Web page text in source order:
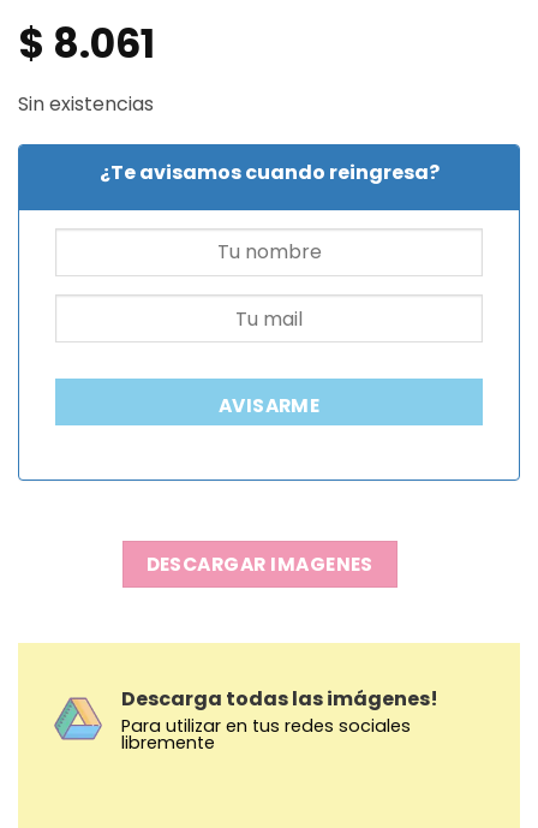
$ 8.061
Sin existencias
¿Te avisamos cuando reingresa?
AVISARME
DESCARGAR IMAGENES
Descarga todas las imágenes!
Para utilizar en tus redes sociales
libremente